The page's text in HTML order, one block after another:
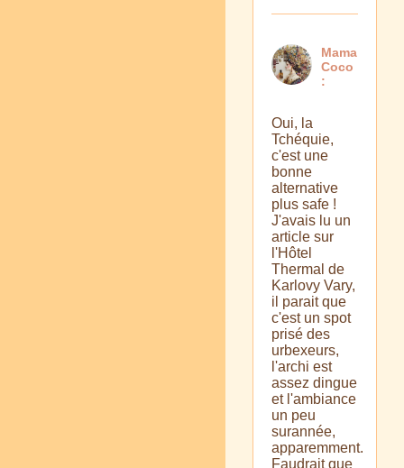
Mama
Coco
:
Oui, la
Tchéquie,
c'est une
bonne
alternative
plus safe !
J'avais lu un
article sur
l'Hôtel
Thermal de
Karlovy Vary,
il parait que
c'est un spot
prisé des
urbexeurs,
l'archi est
assez dingue
et l'ambiance
un peu
surannée,
apparemment.
Faudrait que